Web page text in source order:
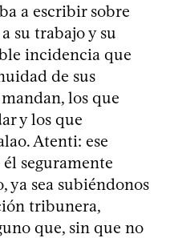
a escribir sobre
su trabajo y su
incidencia que
de sus
los que
y los que
Atenti: ese
seguramente
ya sea subiéndonos
tribunera,
que, sin que no